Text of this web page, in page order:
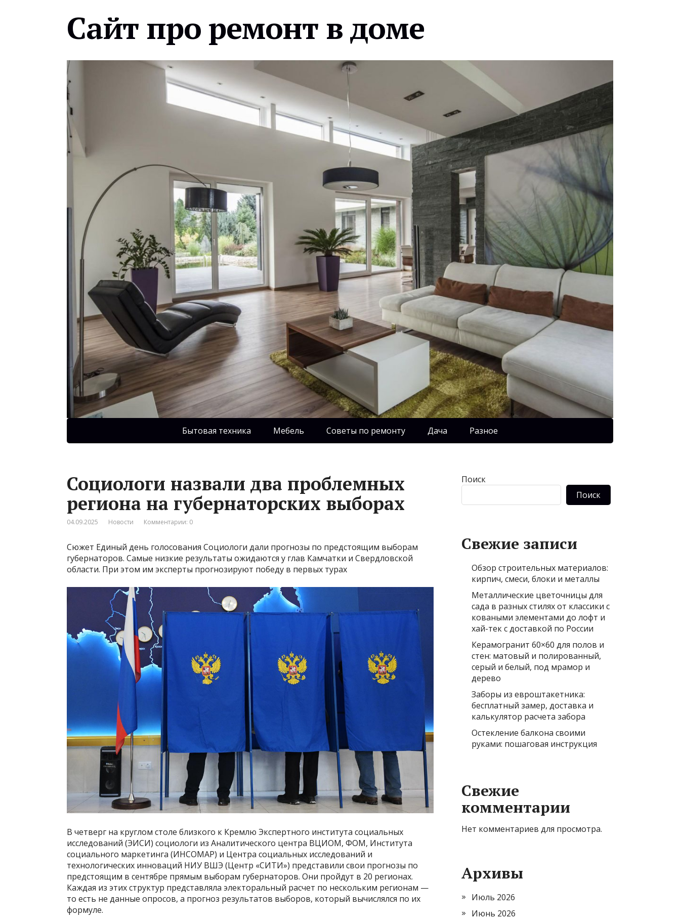
Сайт про ремонт в доме
Бытовая техника Мебель Советы по ремонту Дача Разное
Социологи назвали два проблемных
региона на губернаторских выборах
04.09.2025 Новости Комментарии: 0
Сюжет Единый день голосования Социологи дали прогнозы по предстоящим выборам
губернаторов. Самые низкие результаты ожидаются у глав Камчатки и Свердловской
области. При этом им эксперты прогнозируют победу в первых турах
В четверг на круглом столе близкого к Кремлю Экспертного института социальных
исследований (ЭИСИ) социологи из Аналитического центра ВЦИОМ, ФОМ, Института
социального маркетинга (ИНСОМАР) и Центра социальных исследований и
технологических инноваций НИУ ВШЭ (Центр «СИТИ») представили свои прогнозы по
предстоящим в сентябре прямым выборам губернаторов. Они пройдут в 20 регионах.
Каждая из этих структур представляла электоральный расчет по нескольким регионам —
то есть не данные опросов, а прогноз результатов выборов, который вычислялся по их
формуле.
Поиск
Поиск
Свежие записи
Обзор строительных материалов:
кирпич, смеси, блоки и металлы
Металлические цветочницы для
сада в разных стилях от классики с
коваными элементами до лофт и
хай-тек с доставкой по России
Керамогранит 60×60 для полов и
стен: матовый и полированный,
серый и белый, под мрамор и
дерево
Заборы из евроштакетника:
бесплатный замер, доставка и
калькулятор расчета забора
Остекление балкона своими
руками: пошаговая инструкция
Свежие
комментарии
Нет комментариев для просмотра.
Архивы
Июль 2026
Июнь 2026